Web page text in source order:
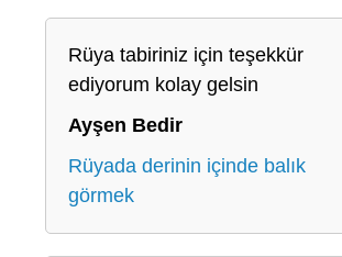
Rüya tabiriniz için teşekkür
ediyorum kolay gelsin
Ayşen Bedir
Rüyada derinin içinde balık
görmek